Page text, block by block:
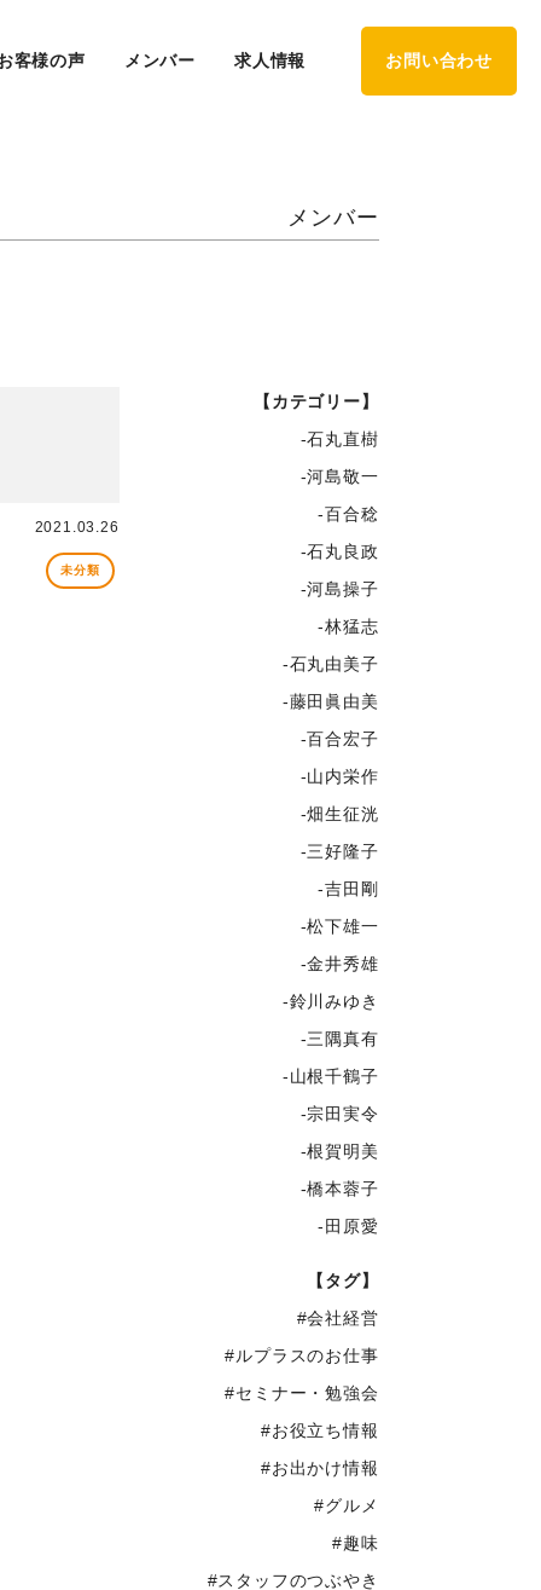
客様の声 メンバー 求人情報 お問い合わせ
メンバー
2021.03.26
未分類
【カテゴリー】
-石丸直樹
-河島敬一
-百合稔
-石丸良政
-河島操子
-林猛志
-石丸由美子
-藤田眞由美
-百合宏子
-山内栄作
-畑生征洸
-三好隆子
-吉田剛
-松下雄一
-金井秀雄
-鈴川みゆき
-三隅真有
-山根千鶴子
-宗田実令
-根賀明美
-橋本蓉子
-田原愛
【タグ】
#会社経営
#ルプラスのお仕事
#セミナー・勉強会
#お役立ち情報
#お出かけ情報
#グルメ
#趣味
#スタッフのつぶやき